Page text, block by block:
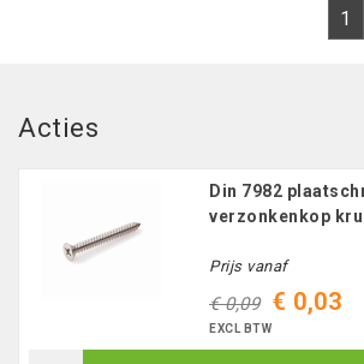
1
Acties
Din 7982
verzonkenkop
Prijs vanaf
€ 0,09 € 0,03
EXCL BTW